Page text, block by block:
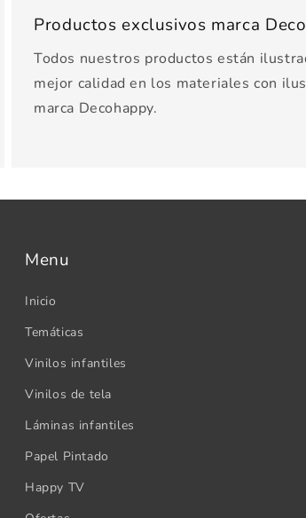
Productos exclusivos marca
Todos nuestros productos están
mejor calidad en los materiales con
marca Decohappy.
Menu
Inicio
Temáticas
Vinilos infantiles
Vinilos de tela
Láminas infantiles
Papel Pintado
Happy TV